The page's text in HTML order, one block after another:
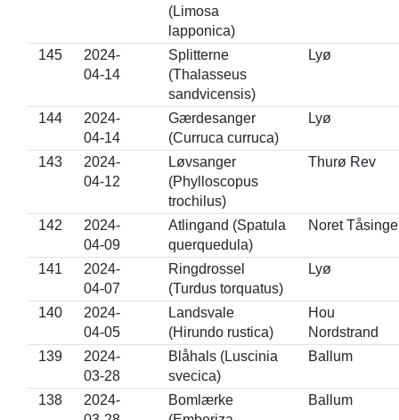
(Limosa
lapponica)
145
2024-
04-14
Splitterne
(Thalasseus
sandvicensis)
Lyø
144
2024-
04-14
Gærdesanger
(Curruca curruca)
Lyø
143
2024-
04-12
Løvsanger
(Phylloscopus
trochilus)
Thurø Rev
142
2024-
04-09
Atlingand (Spatula
querquedula)
Noret Tåsinge
141
2024-
04-07
Ringdrossel
(Turdus torquatus)
Lyø
140
2024-
04-05
Landsvale
(Hirundo rustica)
Hou
Nordstrand
139
2024-
03-28
Blåhals (Luscinia
svecica)
Ballum
138
2024-
Bomlærke
Ballum